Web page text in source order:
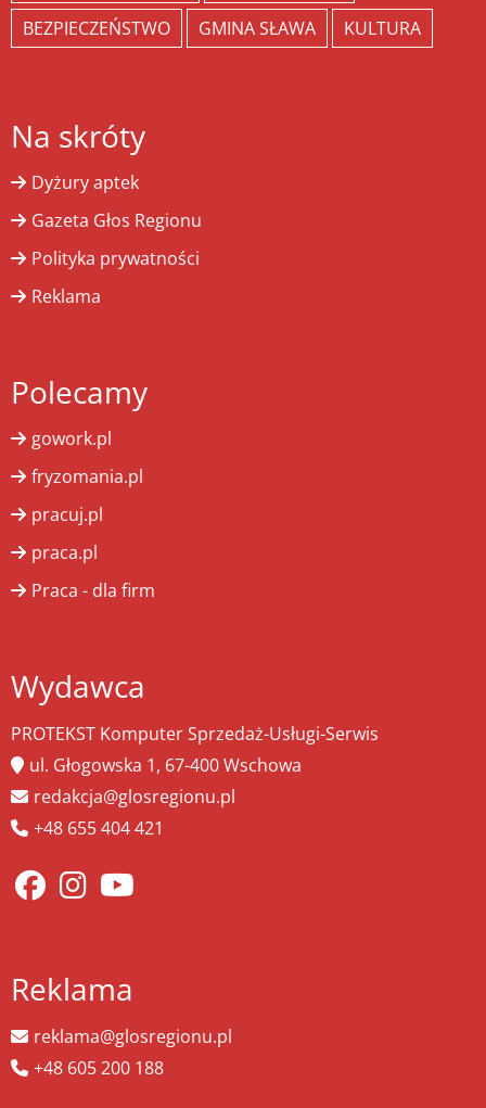
BEZPIECZEŃSTWO
GMINA SŁAWA KULTURA
Na skróty
Dyżury aptek
Gazeta Głos Regionu
Polityka prywatności
Reklama
Polecamy
gowork.pl
fryzomania.pl
pracuj.pl
praca.pl
Praca - dla firm
Wydawca
PROTEKST Komputer Sprzedaż-Usługi-Serwis
ul. Głogowska 1, 67-400 Wschowa
redakcja@glosregionu.pl
+48 655 404 421
Reklama
reklama@glosregionu.pl
+48 605 200 188